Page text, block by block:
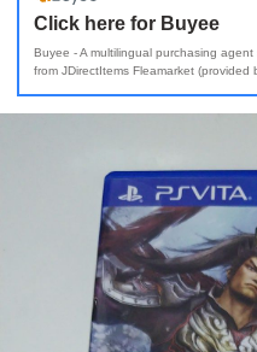
Click here for Buyee
Buyee - A multilingual purchasing
from JDirectItems Fleamarket (provided